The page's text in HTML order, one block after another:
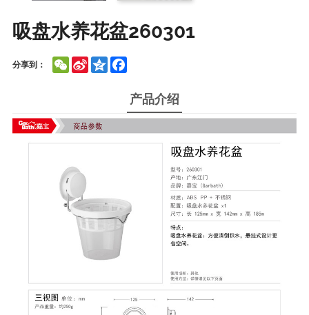
吸盘水养花盆260301
分享到： WeChatSina
Weibo
Qzone
产品介绍